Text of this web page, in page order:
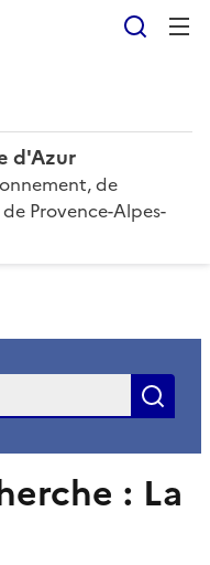
d'Azur
de
Provence-Alpes-
: La